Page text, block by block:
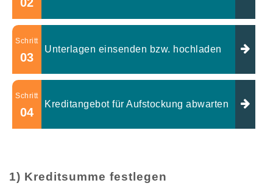
Schritt
03
Unterlagen einsenden bzw. hochladen
Schritt
04
Kreditangebot für Aufstockung abwarten
1) Kreditsumme festlegen